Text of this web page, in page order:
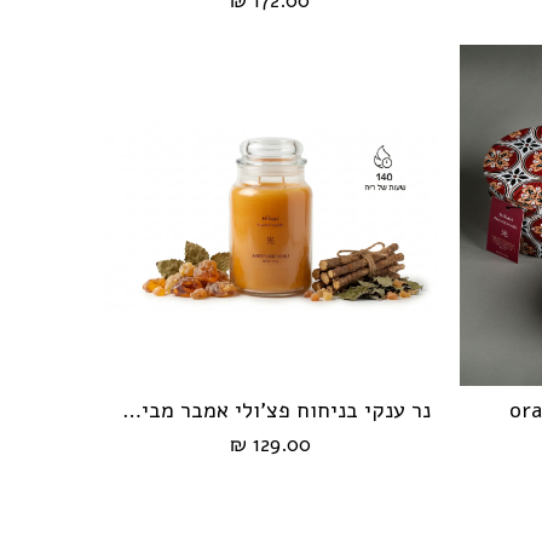
הוספה לעגלה נר ענקי בניחוח פצ'ולי אמבר מבית HIKARI
129.00 ₪